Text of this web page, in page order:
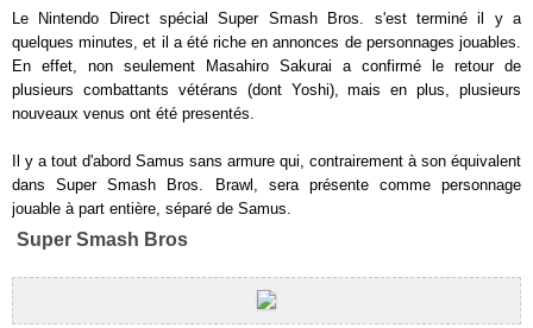
Le Nintendo Direct spécial Super Smash Bros. s'est terminé il y a
quelques minutes, et il a été riche en annonces de personnages jouables.
En effet, non seulement Masahiro Sakurai a confirmé le retour de
plusieurs combattants vétérans (dont Yoshi), mais en plus, plusieurs
nouveaux venus ont été presentés.
Il y a tout d'abord Samus sans armure qui, contrairement à son équivalent
dans Super Smash Bros. Brawl, sera présente comme personnage
jouable à part entière, séparé de Samus.
Super Smash Bros